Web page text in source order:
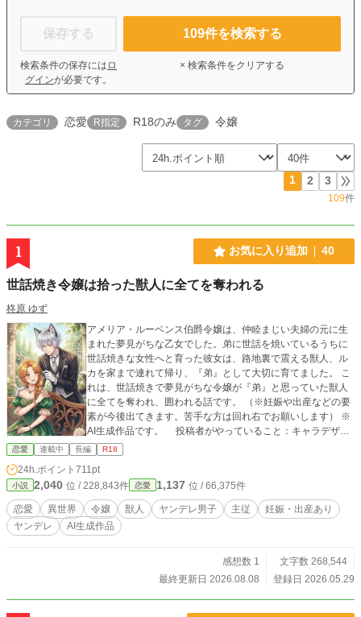
保存する
検索条件の保存には ロ
グインが必要です。
109件を検索する
× 検索条件をクリアする
カテゴリ 恋愛 R指定 R18のみ タグ 令嬢
1 2 3
109件
1 お気に入り追加 40
世話焼き令嬢は拾った獣人に全てを奪われる
柊原 ゆず
アメリア・ルーベンス伯爵令嬢は、仲睦まじい夫婦の元に生
まれた夢見がちな乙女でした。弟に世話を焼いているうちに
世話焼きな女性へと育った彼女は、路地裏で震える獣人、ル
カを家まで連れて帰り、『弟』として大切に育てました。 こ
れは、世話焼きで夢見がちな令嬢が『弟』と思っていた獣人
に全てを奪われ、囲われる話です。 （※妊娠や出産などの要
素が今後出てきます。苦手な方は回れ右でお願いします） ※
AI生成作品です。 投稿者がやっていること：キャラデザ、
ストーリー・あらすじを考える、生成された文章の編集・改
稿、年齢制限部分の文章作成 AIにやってもらっているこ
と：ストーリーに応じた全年齢部分の文章作成、表紙と登場
人物のイラストの生成
恋愛 連載中 長編 R18
24h.ポイント 711pt
小説 2,040 位 / 228,843件 恋愛 1,137 位 / 66,375件
恋愛 異世界 令嬢 獣人 ヤンデレ男子 主従
妊娠・出産あり
ヤンデレ
AI生成作品
感想数 1
文字数 268,544
最終更新日 2026.08.08
登録日 2026.05.29